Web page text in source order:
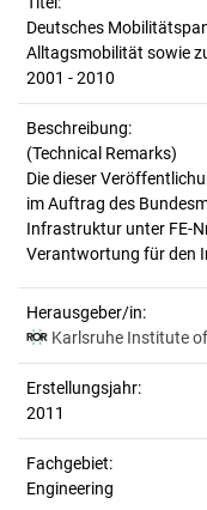
Deutsches
Alltagsmobilität sowie
2001 - 2010
Beschreibung:
(Technical Remarks)
Die dieser
im Auftrag des
Infrastruktur unter FE-
Herausgeber/in:
Karlsruhe Institute
Erstellungsjahr:
2011
Fachgebiet:
Engineering